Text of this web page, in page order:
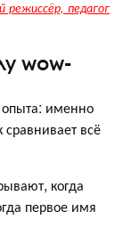
педагог
wow-
именно
всё
когда
первое имя